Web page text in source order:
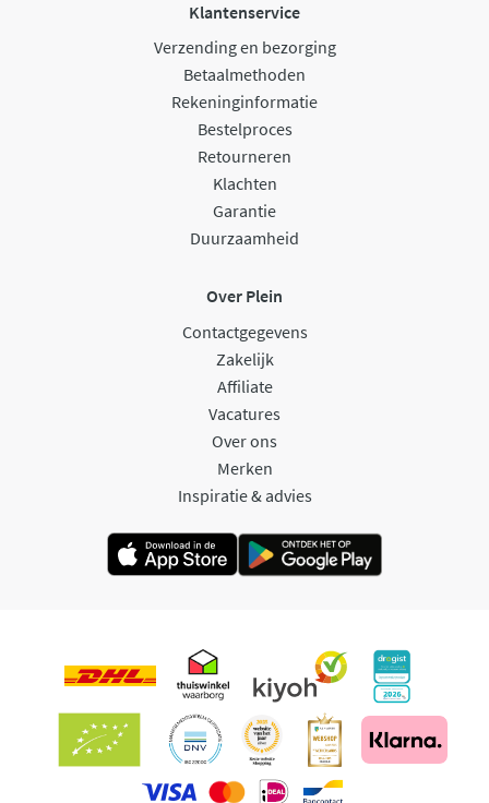
Klantenservice
Verzending en bezorging
Betaalmethoden
Rekeninginformatie
Bestelproces
Retourneren
Klachten
Garantie
Duurzaamheid
Over Plein
Contactgegevens
Zakelijk
Affiliate
Vacatures
Over ons
Merken
Inspiratie & advies